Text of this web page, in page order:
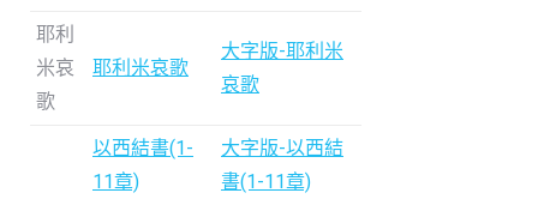
耶利
米哀
歌
耶利米哀歌
大字版-耶利米
哀歌
以西結書(1-
11章)
大字版-以西結
書(1-11章)